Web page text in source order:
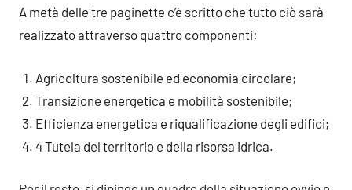
A metà delle tre paginette c’è scritto che tutto ciò sarà
realizzato attraverso quattro componenti:
Agricoltura sostenibile ed economia circolare;
Transizione energetica e mobilità sostenibile;
Efficienza energetica e riqualificazione degli edifici;
4 Tutela del territorio e della risorsa idrica.